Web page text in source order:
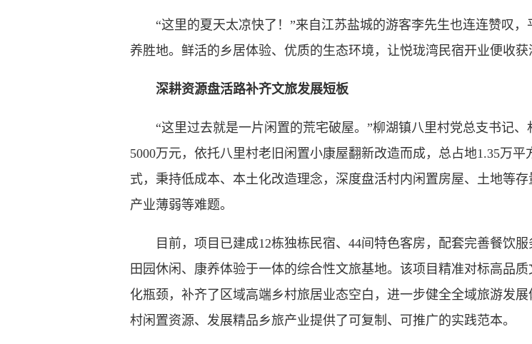
“这里的夏天太凉快了！”来自江苏盐城的游客李先生也连连赞叹，
养胜地。鲜活的乡居体验、优质的生态环境，让悦珑湾民宿开业便收获
深耕资源盘活路补齐文旅发展短板
“这里过去就是一片闲置的荒宅破屋。”柳湖镇八里村党总支书记、
5000万元，依托八里村老旧闲置小康屋翻新改造而成，总占地1.35万
式，秉持低成本、本土化改造理念，深度盘活村内闲置房屋、土地等
产业薄弱等难题。
目前，项目已建成12栋独栋民宿、44间特色客房，配套完善餐饮服
田园休闲、康养体验于一体的综合性文旅基地。该项目精准对标高品
化瓶颈，补齐了区域高端乡村旅居业态空白，进一步健全全域旅游发
村闲置资源、发展精品乡旅产业提供了可复制、可推广的实践范本。